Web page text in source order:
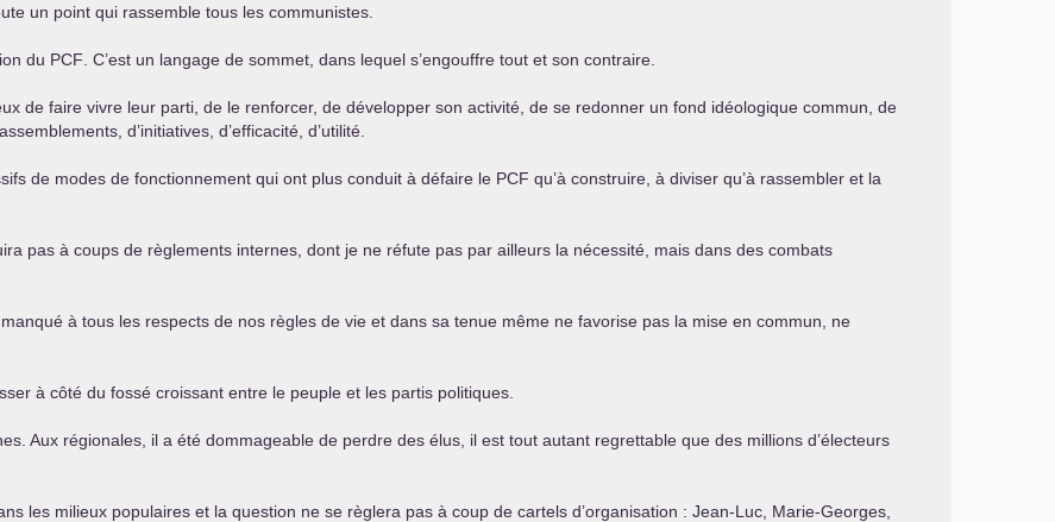
un point qui rassemble tous les communistes.
du PCF . C’est un langage de sommet, dans lequel s’engouffre tout et son contraire.
de faire vivre leur parti, de le renforcer, de développer son activité, de se redonner un fond idéologique commun, de
d’initiatives, d’efficacité, d’utilité.
de modes de fonctionnement qui ont plus conduit à défaire le PCF qu’à construire, à diviser qu’à rassembler et la
pas à coups de règlements internes, dont je ne réfute pas par ailleurs la nécessité, mais dans des combats
à tous les respects de nos règles de vie et dans sa tenue même ne favorise pas la mise en commun, ne
à côté du fossé croissant entre le peuple et les partis politiques.
Aux régionales, il a été dommageable de perdre des élus, il est tout autant regrettable que des millions d’électeurs
les milieux populaires et la question ne se règlera pas à coup de cartels d’organisation : Jean-Luc, Marie-Georges,